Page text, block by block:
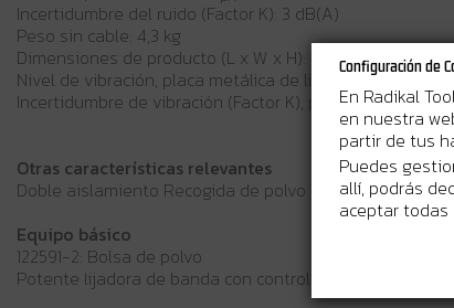
Incertidumbre del ruido (Factor K): 3 dB(A)
Peso sin cable: 4,3 kg
Dimensiones de producto (L x W x H): 296 x 143 x 157 mm
Nivel de vibración, placa metálica de lijado: ≤ 2,5 m/s²
Incertidumbre de vibración (Factor K), placa metálica de
Otras características relevantes
Doble aislamiento Recogida de polvo Velocidad variable
Equipo básico
122591-2: Bolsa de polvo
Potente lijadora de banda con control electrónico de
Configuración de
En Radikal
en nuestra
partir de tus
Puedes
allí, podrás
aceptar todas